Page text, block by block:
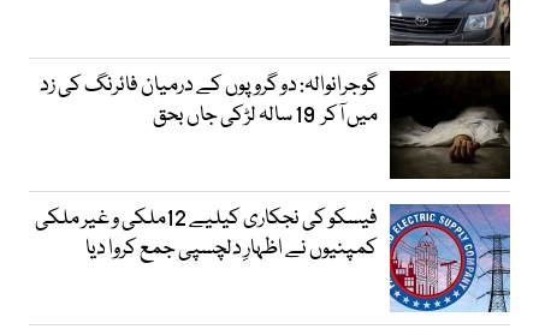
گوجرانوالہ: دو گروپوں کے درمیان فائرنگ کی زد
میں آکر 19 سالہ لڑکی جاں بحق
فیسکو کی نجکاری کیلیے 12ملکی و غیر ملکی
کمپنیوں نے اظہارِ دلچسپی جمع کروا دیا